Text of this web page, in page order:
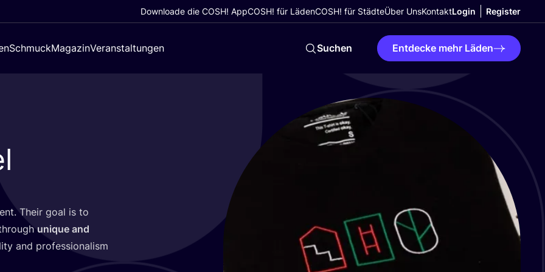
Downloade die COSH! AppCOSH! für LädenCOSH! für StädteÜber UnsKontaktLogin Register
SchmuckMagazinVeranstaltungen Suchen Entdecke mehr Läden
Their goal is to
uni­que and
and pro­fes­sio­na­lism